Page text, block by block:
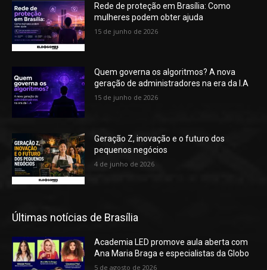
Rede de proteção em Brasília: Como
mulheres podem obter ajuda
15 de junho de 2026
Quem governa os algoritmos? A nova
geração de administradores na era da I.A
15 de junho de 2026
Geração Z, inovação e o futuro dos
pequenos negócios
4 de junho de 2026
Últimas notícias de Brasília
Academia LED promove aula aberta com
Ana Maria Braga e especialistas da Globo
5 de agosto de 2026